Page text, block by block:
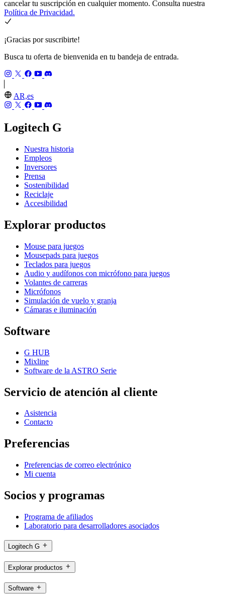
cancelar tu suscripción en cualquier momento. Consulta nuestra
Política de Privacidad.
¡Gracias por suscribirte!
Busca tu oferta de bienvenida en tu bandeja de entrada.
AR,es
Logitech G
Nuestra historia
Empleos
Inversores
Prensa
Sostenibilidad
Reciclaje
Accesibilidad
Explorar productos
Mouse para juegos
Mousepads para juegos
Teclados para juegos
Audio y audífonos con micrófono para juegos
Volantes de carreras
Micrófonos
Simulación de vuelo y granja
Cámaras e iluminación
Software
G HUB
Mixline
Software de la ASTRO Serie
Servicio de atención al cliente
Asistencia
Contacto
Preferencias
Preferencias de correo electrónico
Mi cuenta
Socios y programas
Programa de afiliados
Laboratorio para desarrolladores asociados
Logitech G
Explorar productos
Software